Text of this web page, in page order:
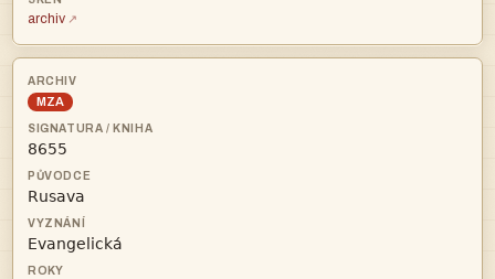
archiv
MZA


